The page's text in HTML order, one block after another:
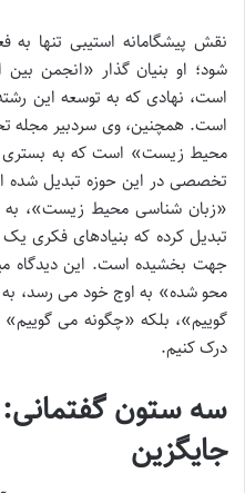
نقش پیشگامانه استیبی تنها
شود؛ او بنیان گذار «انجمن
است، نهادی که به توسعه این
است. همچنین، وی سردبیر مجله
محیط زیست» است که به بستری
تخصصی در این حوزه تبدیل شده
«زبان شناسی محیط زیست»، به
تبدیل کرده که بنیادهای فکری
جهت بخشیده است. این دیدگاه
محو شده» به اوج خود می رسد،
گوییم»، بلکه «چگونه می گوییم»
درک کنیم.
سه ستون
جایگزین